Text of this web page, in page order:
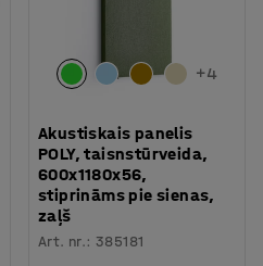
+4
Akustiskais panelis
POLY, taisnstūrveida,
600x1180x56,
stiprināms pie sienas,
zaļš
Art. nr.:385181